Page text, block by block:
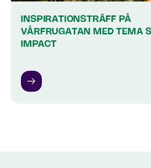
INSPIRATIONSTRÄFF PÅ
VÅRFRUGATAN MED TEMA
IMPACT